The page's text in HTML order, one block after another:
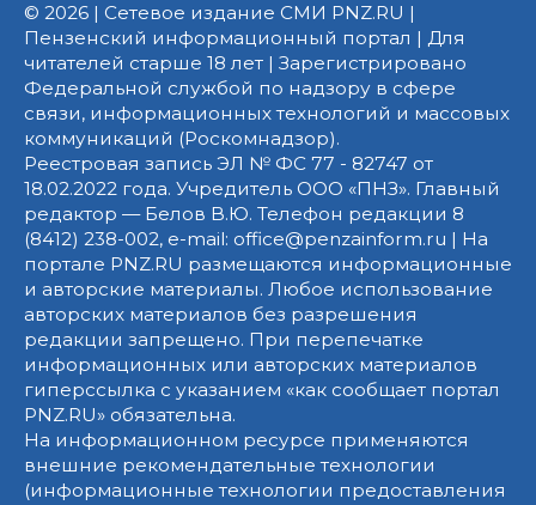
© 2026 | Сетевое издание СМИ PNZ.RU |
Пензенский информационный портал | Для
читателей старше 18 лет | Зарегистрировано
Федеральной службой по надзору в сфере
связи, информационных технологий и массовых
коммуникаций (Роскомнадзор).
Реестровая запись ЭЛ № ФС 77 - 82747 от
18.02.2022 года. Учредитель ООО «ПНЗ». Главный
редактор — Белов В.Ю. Телефон редакции 8
(8412) 238-002, e-mail: office@penzainform.ru | На
портале PNZ.RU размещаются информационные
и авторские материалы. Любое использование
авторских материалов без разрешения
редакции запрещено. При перепечатке
информационных или авторских материалов
гиперссылка с указанием «как сообщает портал
PNZ.RU» обязательна.
На информационном ресурсе применяются
внешние рекомендательные технологии
(информационные технологии предоставления